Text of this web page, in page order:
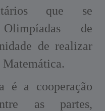
que se
de
de realizar
Matemática.
é a cooperação
as partes,